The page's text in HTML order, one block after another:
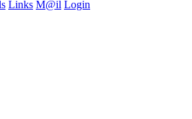
Links M@il Login